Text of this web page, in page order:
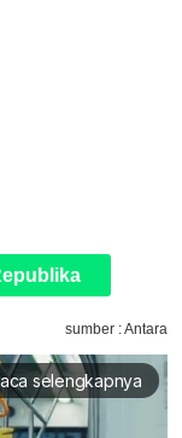
sumber : Antara
selengkapnya